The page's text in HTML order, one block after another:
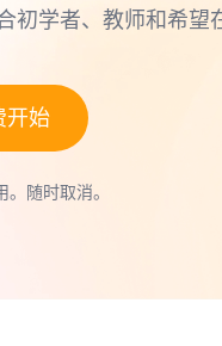
学者、教师和希望
开始
随时取消。